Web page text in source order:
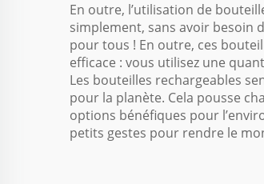
En outre, l’utilisation de
simplement, sans avoir besoin
pour tous ! En outre, ces
efficace : vous utilisez une
Les bouteilles rechargeables
pour la planète. Cela pousse
options bénéfiques pour
petits gestes pour rendre le